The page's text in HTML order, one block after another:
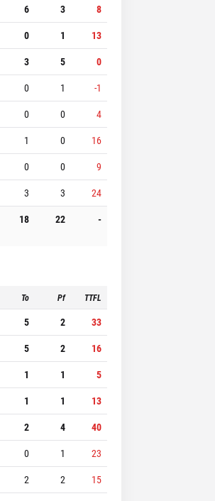
6 3
8
0 1
13
3 5
0
0 1
-1
0 0
4
1 0
16
0 0
9
3 3
24
18 22 -
To Pf TTFL
5 2
33
5 2
16
1 1
5
1 1
13
2 4
40
0 1
23
2 2
15